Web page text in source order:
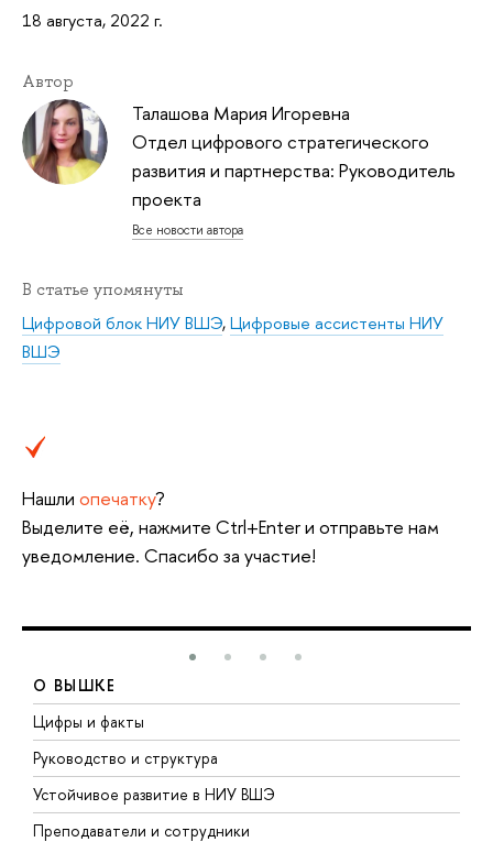
18 августа, 2022 г.
Автор
Талашова Мария Игоревна
Отдел цифрового стратегического
развития и партнерства: Руководитель
проекта
Все новости автора
В статье упомянуты
Цифровой блок НИУ ВШЭ,Цифровые ассистенты НИУ
ВШЭ
Нашли опечатку?
Выделите её, нажмите Ctrl+Enter и отправьте нам
уведомление. Спасибо за участие!
О ВЫШКЕ
Цифры и факты
Руководство и структура
Устойчивое развитие в НИУ ВШЭ
Преподаватели и сотрудники